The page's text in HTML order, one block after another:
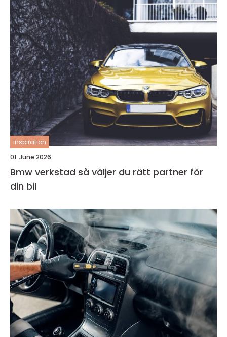
inspiration
01. June 2026
Bmw verkstad så väljer du rätt partner för
din bil